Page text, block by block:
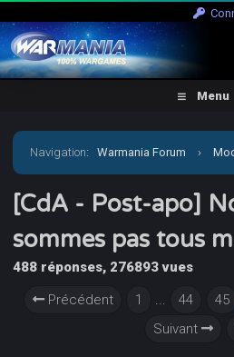
Menu
Navigation:Warmania Forum ›
Concours & défis › [CdA - Post-
tous morts...
[CdA - Post-apo]
sommes pas tous
488 réponses, 276893 vues
Précédent
1 ... 44 45
Suivant